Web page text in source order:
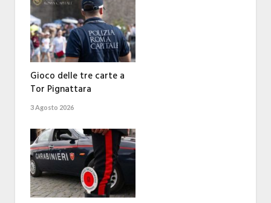
Gioco delle tre carte a
Tor Pignattara
3 Agosto 2026